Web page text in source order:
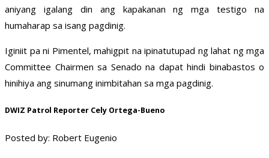
aniyang igalang din ang kapakanan ng mga testigo na
humaharap sa isang pagdinig.
Iginiit pa ni Pimentel, mahigpit na ipinatutupad ng lahat ng mga
Committee Chairmen sa Senado na dapat hindi binabastos o
hinihiya ang sinumang inimbitahan sa mga pagdinig.
DWIZ Patrol Reporter Cely Ortega-Bueno
Posted by: Robert Eugenio